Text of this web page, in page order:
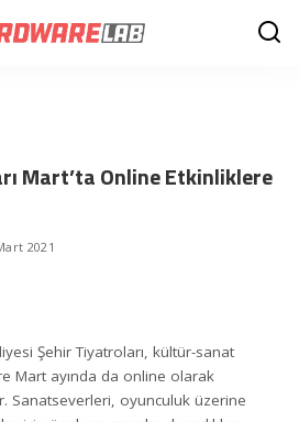
Mart’ta Online Etkinliklere
2021
Şehir Tiyatroları, kültür-sanat
Mart ayında da online olarak
Sanatseverleri, oyunculuk üzerine